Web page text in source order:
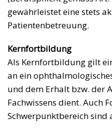
gewährleistet eine stets
Patientenbetreuung.
Kernfortbildung
Als Kernfortbildung gilt
an ein
und dem Erhalt bzw. der
Fachwissens dient. Auch
Schwerpunktbereich sind